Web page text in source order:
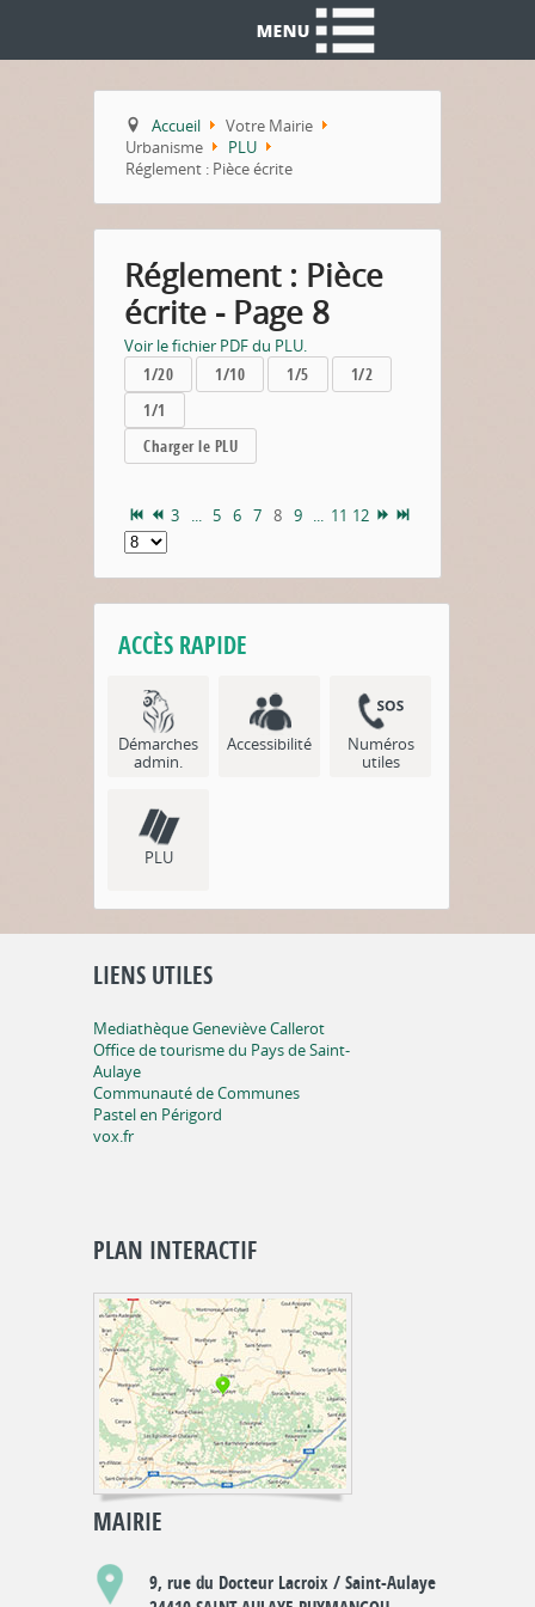
Accueil
Votre Mairie
Urbanisme
PLU
Réglement : Pièce écrite
Réglement : Pièce
écrite - Page 8
Voir le fichier PDF du PLU.
1/20
1/10 1/5
1/2
1/1
Charger le PLU
3 ... 5 6 7 8 9 ... 11 12
ACCÈS RAPIDE
Démarches
admin.
Accessibilité
Numéros
utiles
PLU
LIENS UTILES
Mediathèque Geneviève Callerot
Office de tourisme du Pays de Saint-
Aulaye
Communauté de Communes
Pastel en Périgord
vox.fr
PLAN INTERACTIF
MAIRIE
9, rue du Docteur Lacroix / Saint-Aulaye